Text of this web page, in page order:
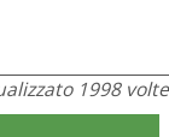
1998 volte